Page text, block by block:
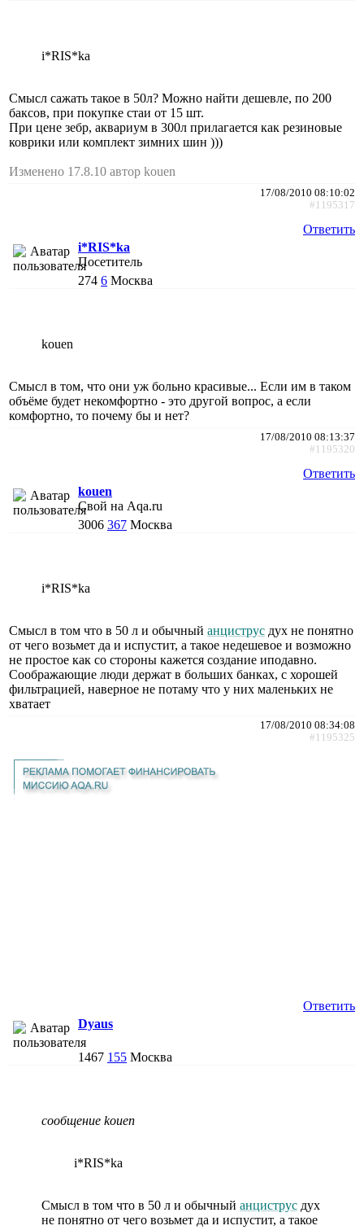
i*RIS*ka
Смысл сажать такое в 50л? Можно найти дешевле, по 200
баксов, при покупке стаи от 15 шт.
При цене зебр, аквариум в 300л прилагается как резиновые
коврики или комплект зимних шин )))
Изменено 17.8.10 автор kouen
17/08/2010 08:10:02
#1195317
Ответить
i*RIS*ka
Посетитель
274 6 Москва
kouen
Смысл в том, что они уж больно красивые... Если им в таком
объёме будет некомфортно - это другой вопрос, а если
комфортно, то почему бы и нет?
17/08/2010 08:13:37
#1195320
Ответить
kouen
Свой на Aqa.ru
3006 367 Москва
i*RIS*ka
Смысл в том что в 50 л и обычный анциструс дух не понятно
от чего возьмет да и испустит, а такое недешевое и возможно
не простое как со стороны кажется создание иподавно.
Соображающие люди держат в больших банках, с хорошей
фильтрацией, наверное не потаму что у них маленьких не
хватает
17/08/2010 08:34:08
#1195325
Ответить
Dyaus
1467 155 Москва
сообщение kouen
i*RIS*ka
Смысл в том что в 50 л и обычный анциструс дух
не понятно от чего возьмет да и испустит, а такое